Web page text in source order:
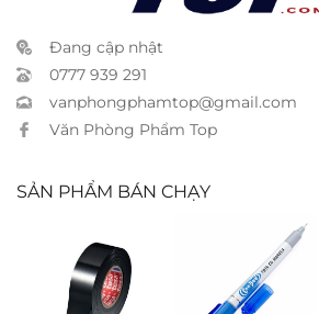
Đang cập nhật
0777 939 291
vanphongphamtop@gmail.com
Văn Phòng Phẩm Top
SẢN PHẨM BÁN CHẠY
Băng keo điện
Bút lông dầu
TL PM04 xanh